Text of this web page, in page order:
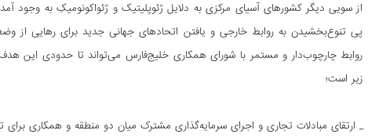
از سویی دیگر کشورهای آسیای مرکزی به دلایل ژئوپلیتیک و ژئواکونومیکِ به وجود
پی تنوع‌بخشیدن به روابط خارجی و یافتن اتحادهای جهانی جدید برای رهایی از
روابط چارچوب‌دار و مستمر با شورای همکاری خلیج‌فارس می‌تواند تا حدودی این
زیر است؛
_ ارتقای مبادلات تجاری و اجرای سرمایه‌گذاری مشترک میان دو منطقه و همکاری برای